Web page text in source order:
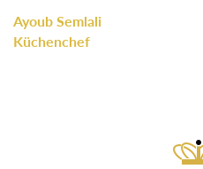
Ayoub Semlali
Küchenchef